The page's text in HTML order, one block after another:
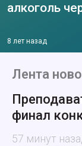
алкоголь
8 лет назад
Лента
финал
57 минут